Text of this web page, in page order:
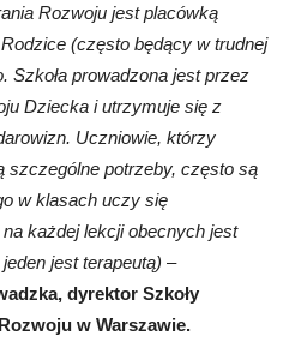
Rozwoju jest placówką
(często będący w trudnej
Szkoła prowadzona jest przez
Dziecka i utrzymuje się z
Uczniowie, którzy
szczególne potrzeby, często są
w klasach uczy się
każdej lekcji obecnych jest
jest terapeutą) –
dyrektor Szkoły
w Warszawie.